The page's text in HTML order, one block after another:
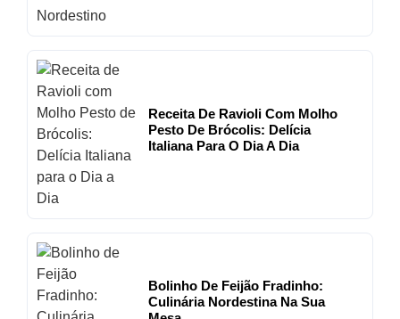
Receita De Ravioli Com Molho
Pesto De Brócolis: Delícia
Italiana Para O Dia A Dia
Bolinho De Feijão Fradinho:
Culinária Nordestina Na Sua